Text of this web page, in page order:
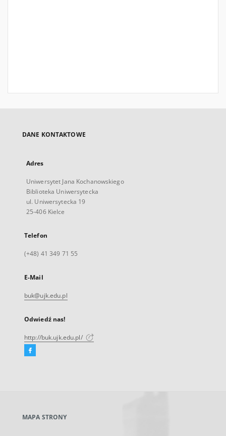
DANE KONTAKTOWE
Adres
Uniwersytet Jana Kochanowskiego
Biblioteka Uniwersytecka
ul. Uniwersytecka 19
25-406 Kielce
Telefon
(+48) 41 349 71 55
E-Mail
buk@ujk.edu.pl
Odwiedź nas!
http://buk.ujk.edu.pl/
Facebook
karcie
MAPA STRONY